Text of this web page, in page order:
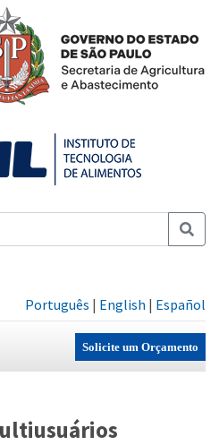
Português | English | Español
Solicite um Orçamento